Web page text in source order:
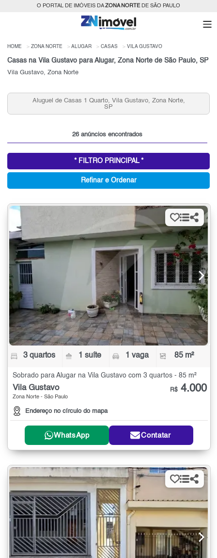
O PORTAL DE IMÓVEIS DAZONA NORTEDE SÃO PAULO
HOME ZONA NORTE ALUGAR CASAS VILA GUSTAVO
Casas na Vila Gustavo para Alugar, Zona Norte de São Paulo, SP
Vila Gustavo, Zona Norte
Aluguel de Casas 1 Quarto, Vila Gustavo, Zona Norte,
SP
26 anúncios encontrados
* FILTRO PRINCIPAL *
Refinar e Ordenar
3 quartos 1 suíte 1 vaga 85 m²
Sobrado para Alugar na Vila Gustavo com 3 quartos - 85 m²
Vila Gustavo
Zona Norte - São Paulo
Endereço no círculo do mapa
R$ 4.000
WhatsApp Contatar